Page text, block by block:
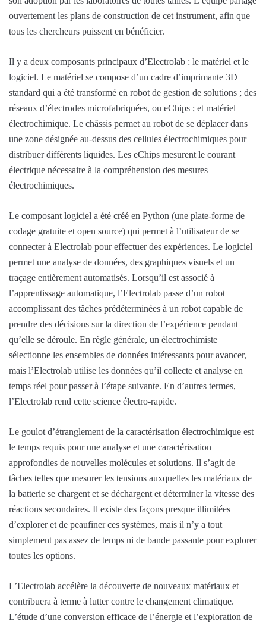
ouvertement les plans de construction de cet instrument, afin que
tous les chercheurs puissent en bénéficier.
Il y a deux composants principaux d’Electrolab : le matériel et le
logiciel. Le matériel se compose d’un cadre d’imprimante 3D
standard qui a été transformé en robot de gestion de solutions ; des
réseaux d’électrodes microfabriquées, ou eChips ; et matériel
électrochimique. Le châssis permet au robot de se déplacer dans
une zone désignée au-dessus des cellules électrochimiques pour
distribuer différents liquides. Les eChips mesurent le courant
électrique nécessaire à la compréhension des mesures
électrochimiques.
Le composant logiciel a été créé en Python (une plate-forme de
codage gratuite et open source) qui permet à l’utilisateur de se
connecter à Electrolab pour effectuer des expériences. Le logiciel
permet une analyse de données, des graphiques visuels et un
traçage entièrement automatisés. Lorsqu’il est associé à
l’apprentissage automatique, l’Electrolab passe d’un robot
accomplissant des tâches prédéterminées à un robot capable de
prendre des décisions sur la direction de l’expérience pendant
qu’elle se déroule. En règle générale, un électrochimiste
sélectionne les ensembles de données intéressants pour avancer,
mais l’Electrolab utilise les données qu’il collecte et analyse en
temps réel pour passer à l’étape suivante. En d’autres termes,
l’Electrolab rend cette science électro-rapide.
Le goulot d’étranglement de la caractérisation électrochimique est
le temps requis pour une analyse et une caractérisation
approfondies de nouvelles molécules et solutions. Il s’agit de
tâches telles que mesurer les tensions auxquelles les matériaux de
la batterie se chargent et se déchargent et déterminer la vitesse des
réactions secondaires. Il existe des façons presque illimitées
d’explorer et de peaufiner ces systèmes, mais il n’y a tout
simplement pas assez de temps ni de bande passante pour explorer
toutes les options.
L’Electrolab accélère la découverte de nouveaux matériaux et
contribuera à terme à lutter contre le changement climatique.
L’étude d’une conversion efficace de l’énergie et l’exploration de